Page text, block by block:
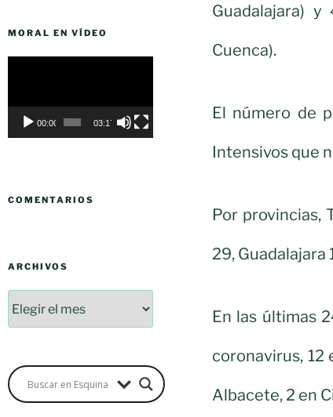
MORAL EN VÍDEO
00:00 03:17
COMENTARIOS
ARCHIVOS
Guadalajara)
Cuenca).
El número de
Intensivos que
Por provincias,
29, Guadalajara
En las últimas
coronavirus, 12
Albacete, 2 en